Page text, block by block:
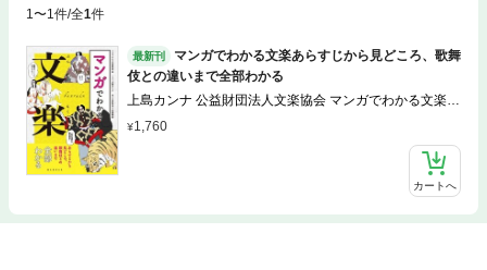
1〜1件/全1件
最新刊
マンガでわかる文楽あらすじから見どころ、歌舞
伎との違いまで全部わかる
上島カンナ 公益財団法人文楽協会 マンガでわかる文楽編
集部
1,760
カートへ